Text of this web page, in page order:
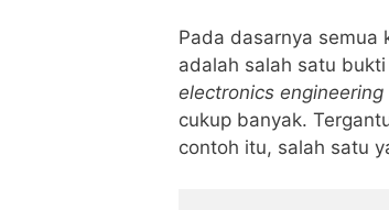
Pada dasarnya semua
adalah salah satu
electronics
cukup banyak.
contoh itu, salah satu